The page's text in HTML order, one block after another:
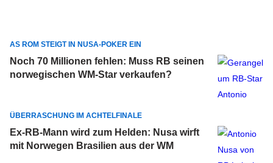
AS ROM STEIGT IN NUSA-POKER EIN
Noch 70 Millionen fehlen: Muss RB seinen
norwegischen WM-Star verkaufen?
ÜBERRASCHUNG IM ACHTELFINALE
Ex-RB-Mann wird zum Helden: Nusa wirft
mit Norwegen Brasilien aus der WM